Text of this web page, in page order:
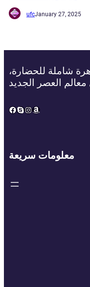
ufcJanuary 27, 2025
شاملة للحضارة،
العصر الجديد
Facebook
Skype
Instagram
Amazon
معلومات سريعة